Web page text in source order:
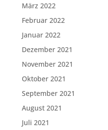
März 2022
Februar 2022
Januar 2022
Dezember 2021
November 2021
Oktober 2021
September 2021
August 2021
Juli 2021